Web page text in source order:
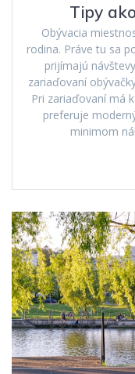
Tipy
Obývacia
rodina. Práve tu sa
prijímajú
zariaďovaní
Pri zariaďovaní má
preferuje
minimom